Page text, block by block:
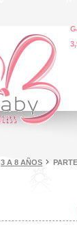
3 A 8 AÑOS